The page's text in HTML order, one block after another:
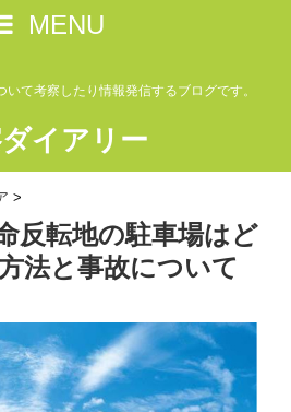
MENU
て考察したり情報発信するブログです。
イアリー
>
反転地の駐車場はど
法と事故について